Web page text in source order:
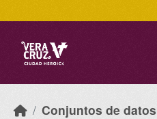
Conjuntos de datos